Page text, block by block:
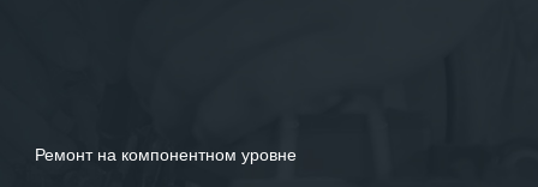
Ремонт на компонентном уровне